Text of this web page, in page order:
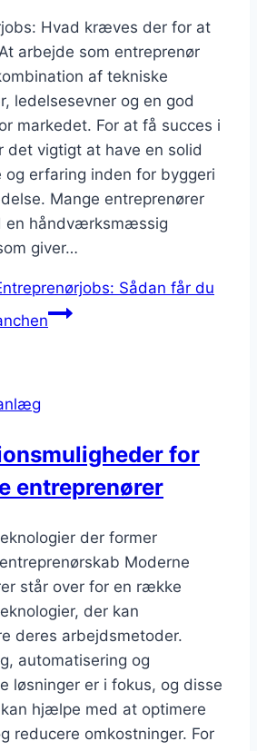
Hvad kræves der for at
arbejde som entreprenør
af tekniske
ledelsesevner og en god
markedet. For at få succes i
det vigtigt at have en solid
og erfaring inden for byggeri
Mange entreprenører
en håndværksmæssig
giver…
Sådan får du
for
entreprenører
der former
Moderne
står over for en række
der kan
deres arbejdsmetoder.
automatisering og
løsninger er i fokus, og disse
hjælpe med at optimere
reducere omkostninger. For